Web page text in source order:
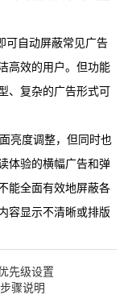
可自动屏蔽常见广告
高效的用户。但功能
、复杂的广告形式可
亮度调整，但同时也
体验的横幅广告和弹
能全面有效地屏蔽各
容显示不清晰或排版
先级设置
骤说明